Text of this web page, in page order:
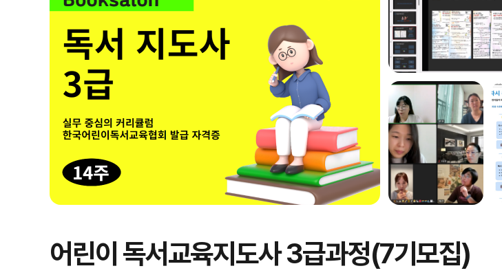
어린이 독서교육지도사 3급과정(7기모집)